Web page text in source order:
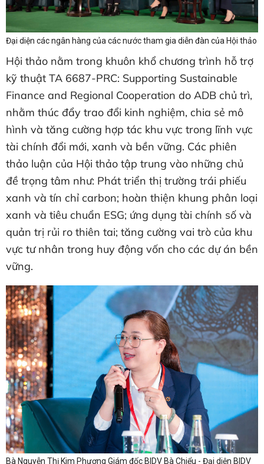
Đại diện các ngân hàng của các nước tham gia diễn đàn của Hội thảo
Hội thảo nằm trong khuôn khổ chương trình hỗ trợ
kỹ thuật TA 6687-PRC: Supporting Sustainable
Finance and Regional Cooperation do ADB chủ trì,
nhằm thúc đẩy trao đổi kinh nghiệm, chia sẻ mô
hình và tăng cường hợp tác khu vực trong lĩnh vực
tài chính đổi mới, xanh và bền vững. Các phiên
thảo luận của Hội thảo tập trung vào những chủ
đề trọng tâm như: Phát triển thị trường trái phiếu
xanh và tín chỉ carbon; hoàn thiện khung phân loại
xanh và tiêu chuẩn ESG; ứng dụng tài chính số và
quản trị rủi ro thiên tai; tăng cường vai trò của khu
vực tư nhân trong huy động vốn cho các dự án bền
vững.
Bà Nguyễn Thị Kim Phượng Giám đốc BIDV Bà Chiểu - Đại diện BIDV